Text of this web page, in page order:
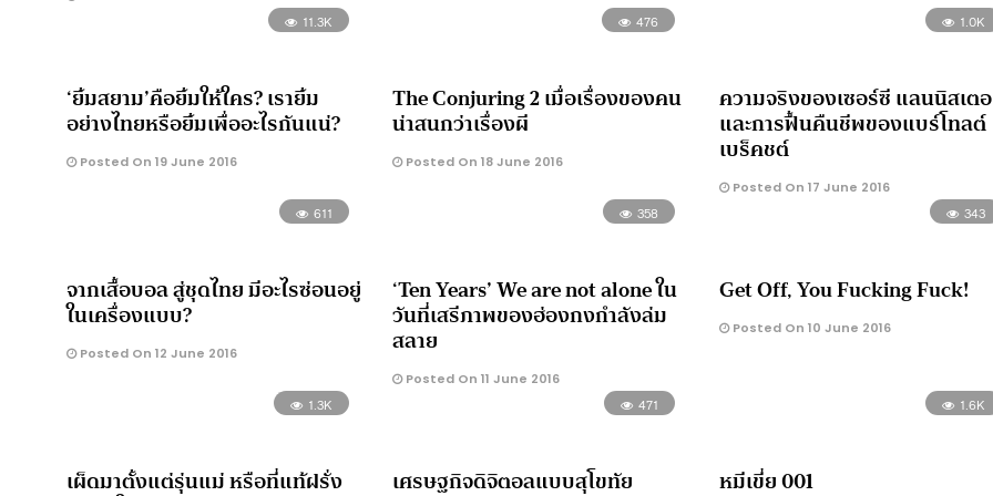
11.3K
‘ยิ้มสยาม’คือยิ้มให้ใคร? เรายิ้ม
อย่างไทยหรือยิ้มเพื่ออะไรกันแน่?
Posted On 19 June 2016
476
The Conjuring 2 เมื่อเรื่องของคน
น่าสนกว่าเรื่องผี
Posted On 18 June 2016
1.0K
ความจริงของเซอร์ซี แลนนิสเต
และการฟื้นคืนชีพของแบร์โทลต์
เบร็คชต์
Posted On 17 June 2016
611
จากเสื้อบอล สู่ชุดไทย มีอะไรซ่อนอยู่
ในเครื่องแบบ?
Posted On 12 June 2016
358
‘Ten Years’ We are not alone ใน
วันที่เสรีภาพของฮ่องกงกำลังล่ม
สลาย
Posted On 11 June 2016
343
Get Off, You Fucking Fuck!
Posted On 10 June 2016
1.3K
เผ็ดมาตั้งแต่รุ่นแม่ หรือที่แท้ฝรั่ง
471
เศรษฐกิจดิจิตอลแบบสุโขทัย
1.6K
หมีเขี่ย 001